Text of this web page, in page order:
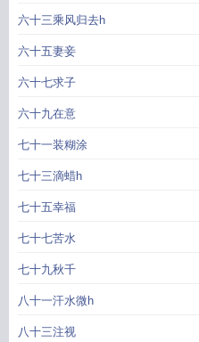
六十三乘风归去h
六十五妻妾
六十七求子
六十九在意
七十一装糊涂
七十三滴蜡h
七十五幸福
七十七苦水
七十九秋千
八十一汗水微h
八十三注视